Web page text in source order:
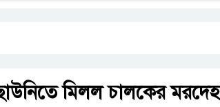
মিলল চালকের মরদেহ